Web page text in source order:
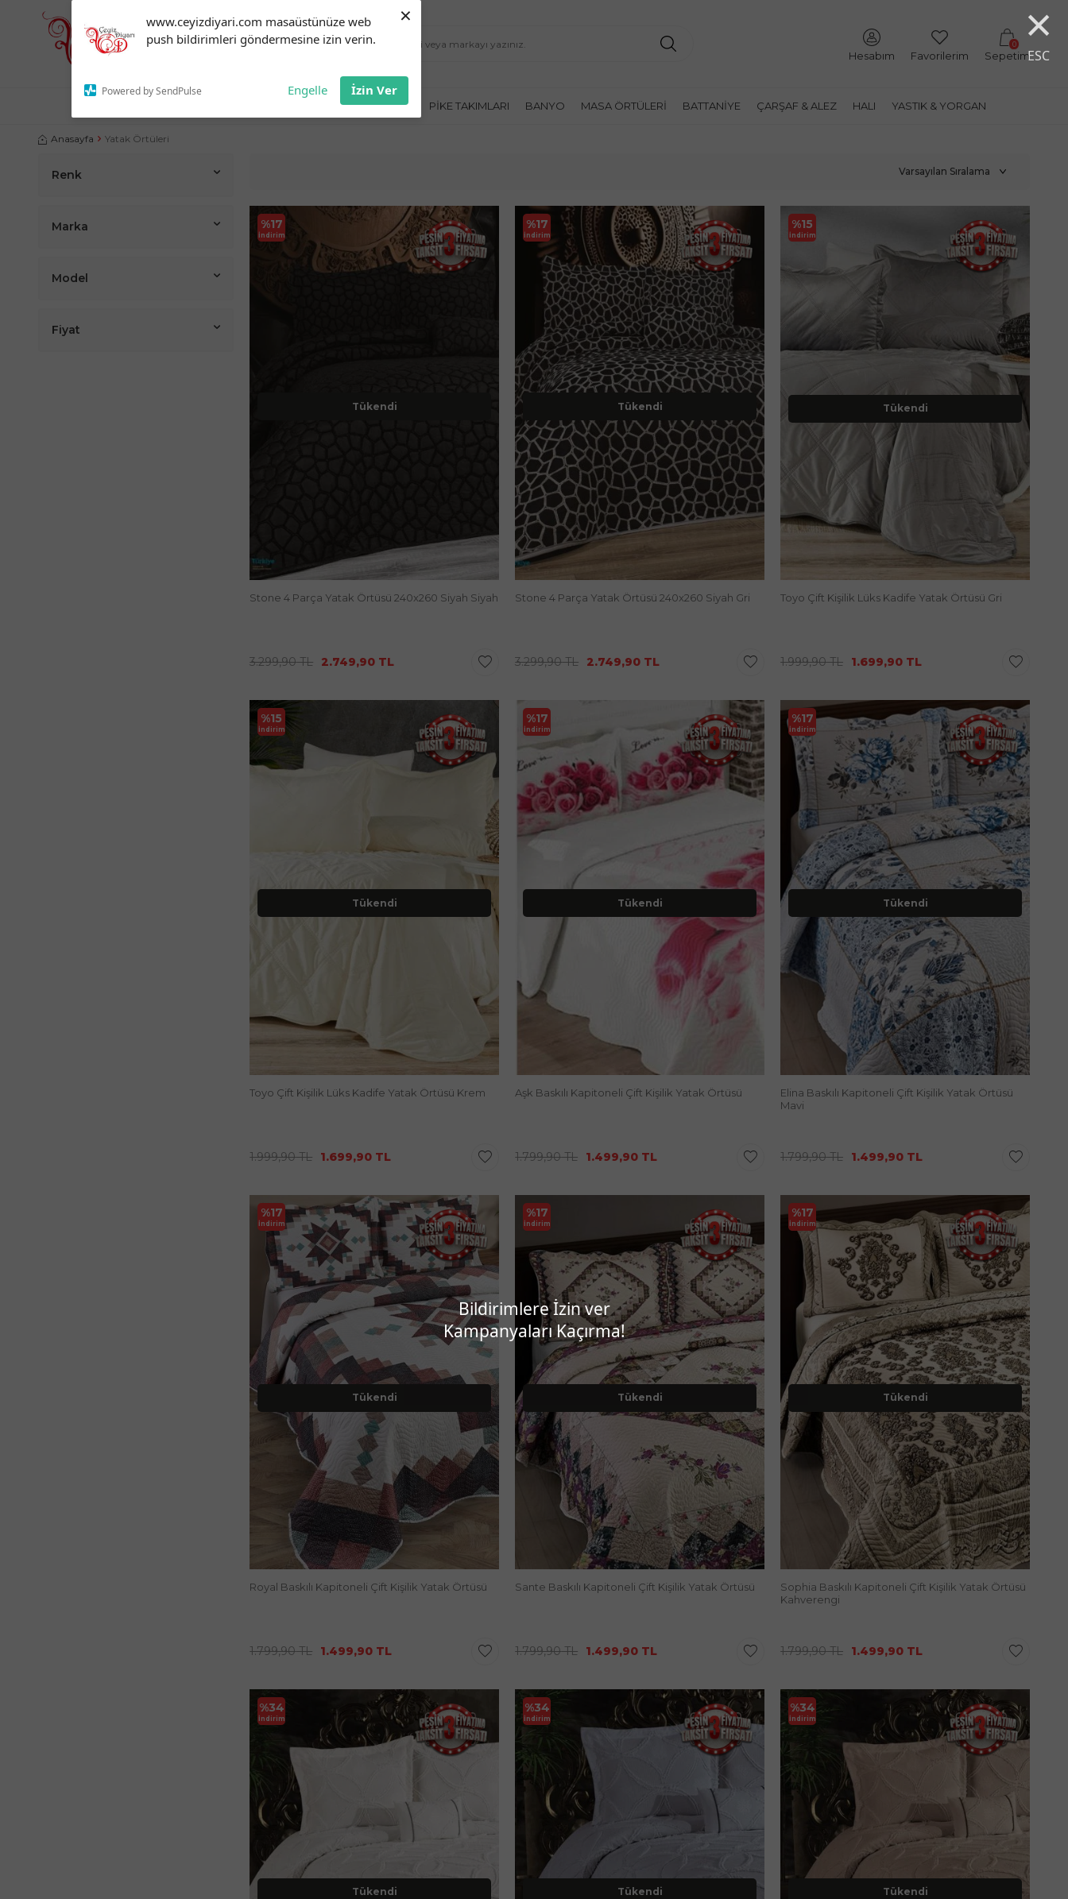
www.ceyizdiyari.com masaüstünüze web
push bildirimleri göndermesine izin verin.
Powered by SendPulse Engelle İzin Ver
× ×
ESC
Bildirimlere İzin ver
Kampanyaları Kaçırma!
notifications!
To enable permission prompts, click
on the notification icon
Hesabım Favorilerim
0
Sepetim
YATAK ÖRTÜLERI PIKE TAKIMLARI BANYO MASA ÖRTÜLERI BATTANIYE ÇARŞAF & ALEZ HALI YASTIK & YORGAN
Anasayfa Yatak Örtüleri
Renk
Marka
Model
Fiyat
%17
İndirim
Tükendi
Stone 4 Parça Yatak Örtüsü 240x260 Siyah Siyah
3.299,90TL 2.749,90 TL
%17
İndirim
Tükendi
Stone 4 Parça Yatak Örtüsü 240x260 Siyah Gri
3.299,90TL 2.749,90 TL
%15
İndirim
Tükendi
Toyo Çift Kişilik Lüks Kadife Yatak Örtüsü Gri
1.999,90TL 1.699,90 TL
%15
İndirim
Tükendi
Toyo Çift Kişilik Lüks Kadife Yatak Örtüsü Krem
1.999,90TL 1.699,90 TL
%17
İndirim
Tükendi
Aşk Baskılı Kapitoneli Çift Kişilik Yatak Örtüsü
1.799,90TL 1.499,90 TL
%17
İndirim
Tükendi
Elina Baskılı Kapitoneli Çift Kişilik Yatak Örtüsü
Mavi
1.799,90TL 1.499,90 TL
%17
İndirim
Tükendi
Royal Baskılı Kapitoneli Çift Kişilik Yatak Örtüsü
1.799,90TL 1.499,90 TL
%17
İndirim
Tükendi
Sante Baskılı Kapitoneli Çift Kişilik Yatak Örtüsü
1.799,90TL 1.499,90 TL
%17
İndirim
Tükendi
Sophia Baskılı Kapitoneli Çift Kişilik Yatak Örtüsü
Kahverengi
1.799,90TL 1.499,90 TL
%34
İndirim
Tükendi
%34
İndirim
Tükendi
%34
İndirim
Tükendi